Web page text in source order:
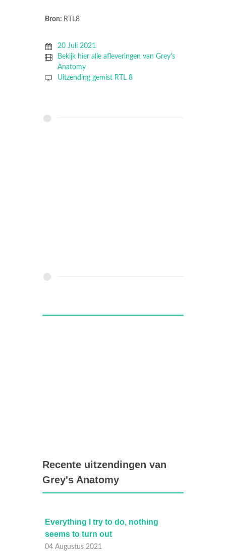
Bron: RTL8
20 Juli 2021
Bekijk hier alle afleveringen van Grey's
Anatomy
Uitzending gemist RTL 8
Recente uitzendingen van
Grey's Anatomy
Everything I try to do, nothing
seems to turn out
04 Augustus 2021